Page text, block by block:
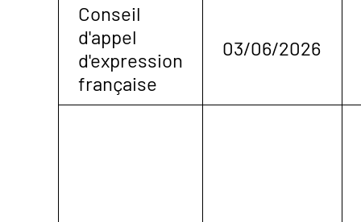
Conseil
d'appel
d'expression
française
03/06/2026